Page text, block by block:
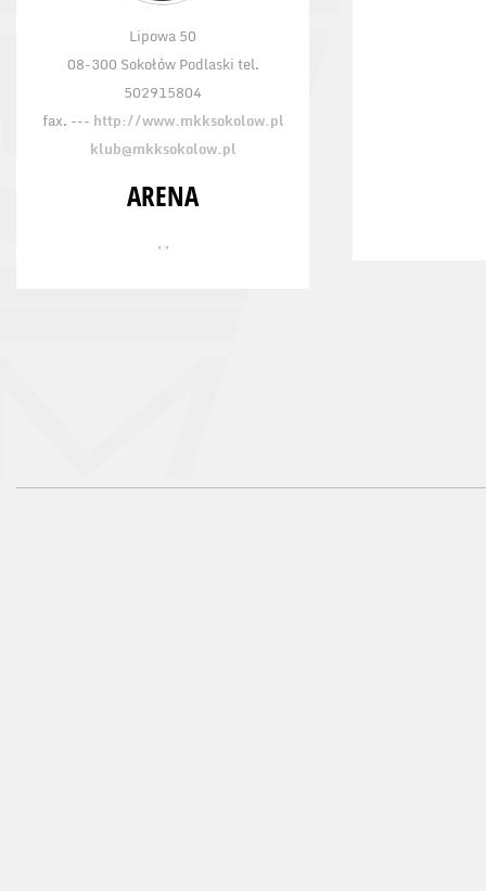
Lipowa 50
08-300 Sokołów Podlaski tel.
502915804
fax. --- http://www.mkksokolow.pl
klub@mkksokolow.pl
ARENA
, ,